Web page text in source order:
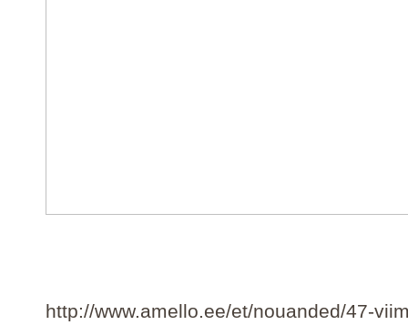
http://www.amello.ee/et/nouanded/47-